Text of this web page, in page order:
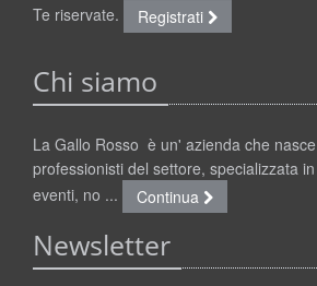
Te riservate.
Registrati
Chi siamo
La Gallo Rosso è un' azienda che
professionisti del settore, specializzata
eventi, no ...
Continua
Newsletter